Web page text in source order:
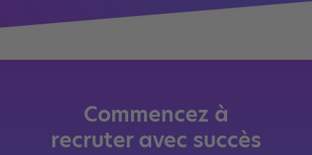
Commencez à
recruter avec succès